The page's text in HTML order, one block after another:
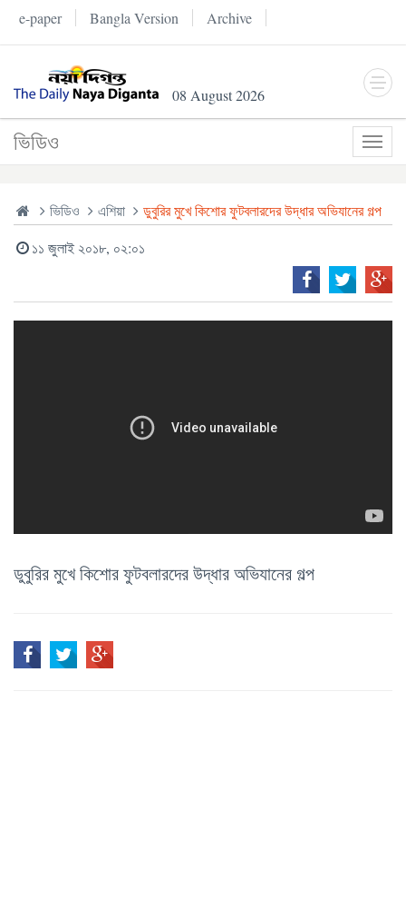
e-paper Bangla Version Archive
08 August 2026
ভিডিও
ভিডিও এশিয়া
ডুবুরির মুখে কিশোর ফুটবলারদের উদ্ধার অভিযানের গল্প
১১ জুলাই ২০১৮, ০২:০১
ডুবুরির মুখে কিশোর ফুটবলারদের উদ্ধার অভিযানের গল্প